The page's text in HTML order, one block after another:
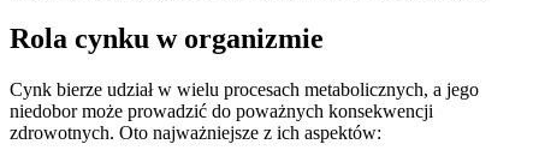
Rola cynku w organizmie
Cynk bierze udział w wielu procesach metabolicznych, a jego
niedobor może prowadzić do poważnych konsekwencji
zdrowotnych. Oto najważniejsze z ich aspektów: